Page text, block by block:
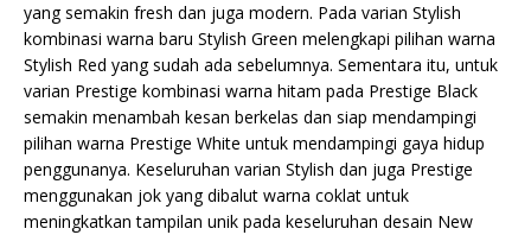
yang semakin fresh dan juga modern. Pada varian Stylish
kombinasi warna baru Stylish Green melengkapi pilihan warna
Stylish Red yang sudah ada sebelumnya. Sementara itu, untuk
varian Prestige kombinasi warna hitam pada Prestige Black
semakin menambah kesan berkelas dan siap mendampingi
pilihan warna Prestige White untuk mendampingi gaya hidup
penggunanya. Keseluruhan varian Stylish dan juga Prestige
menggunakan jok yang dibalut warna coklat untuk
meningkatkan tampilan unik pada keseluruhan desain New